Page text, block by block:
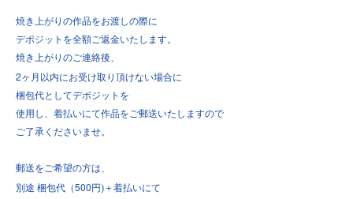
焼き上がりの作品をお渡しの際に
デポジットを全額ご返金いたします。
焼き上がりのご連絡後、
2ヶ月以内にお受け取り頂けない場合に
梱包代としてデポジットを
使用し、着払いにて作品をご郵送いたしますので
ご了承くださいませ。
郵送をご希望の方は、
別途 梱包代（500円)＋着払いにて